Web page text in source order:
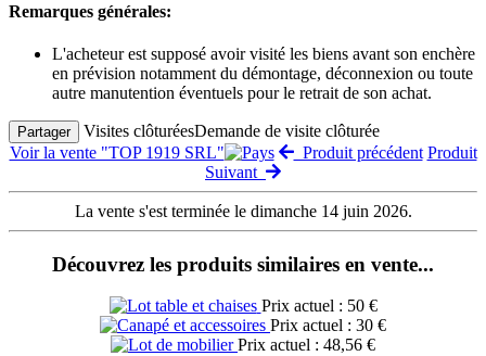
Remarques générales:
L'acheteur est supposé avoir visité les biens avant son enchère
en prévision notamment du démontage, déconnexion ou toute
autre manutention éventuels pour le retrait de son achat.
Partager Visites clôturéesDemande de visite clôturée
Voir la vente "TOP 1919 SRL"
Produit précédent Produit
Suivant
La vente s'est terminée le dimanche 14 juin 2026.
Découvrez les produits similaires en vente...
Prix actuel : 50 €
Prix actuel : 30 €
Prix actuel : 48,56 €